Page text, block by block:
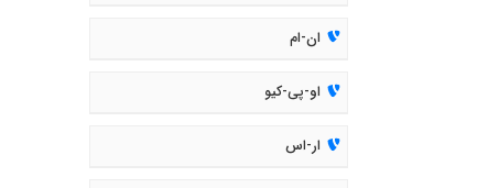
ان-ام
او-پی-کیو
ار-اس